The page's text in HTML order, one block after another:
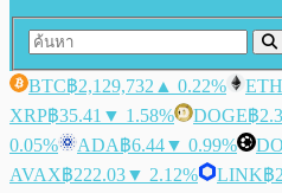
BTC฿2,129,732 ▲ 0.22% ETH
XRP฿35.41 ▼ 1.58% DOGE฿
0.05%
ADA฿6.44▼ 0.99%
AVAX฿222.03▼ 2.12% LINK฿